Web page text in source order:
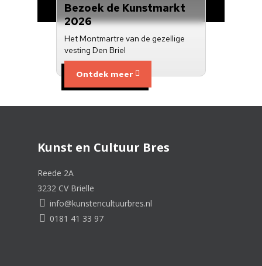
Bezoek de Kunstmarkt
2026
Het Montmartre van de gezellige
vesting Den Briel
Ontdek meer
Kunst en Cultuur Bres
Reede 2A
3232 CV Brielle
info@kunstencultuurbres.nl
0181 41 33 97